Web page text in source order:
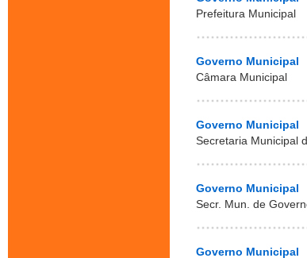
Prefeitura Municipal
Governo Municipal
Câmara Municipal
Governo Municipal
Secretaria Municipal
Governo Municipal
Secr. Mun. de
Governo Municipal